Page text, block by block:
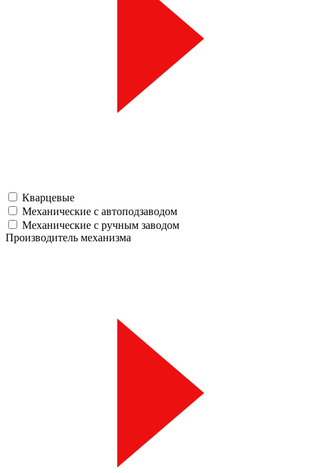
Кварцевые
Механические с автоподзаводом
Механические с ручным заводом
Производитель механизма